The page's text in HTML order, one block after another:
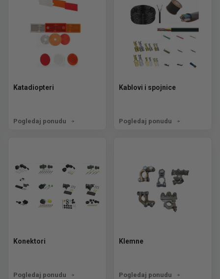
Katadiopteri
Pogledaj ponudu
Kablovi i spojnice
Pogledaj ponudu
Konektori
Pogledaj ponudu
Klemne
Pogledaj ponudu